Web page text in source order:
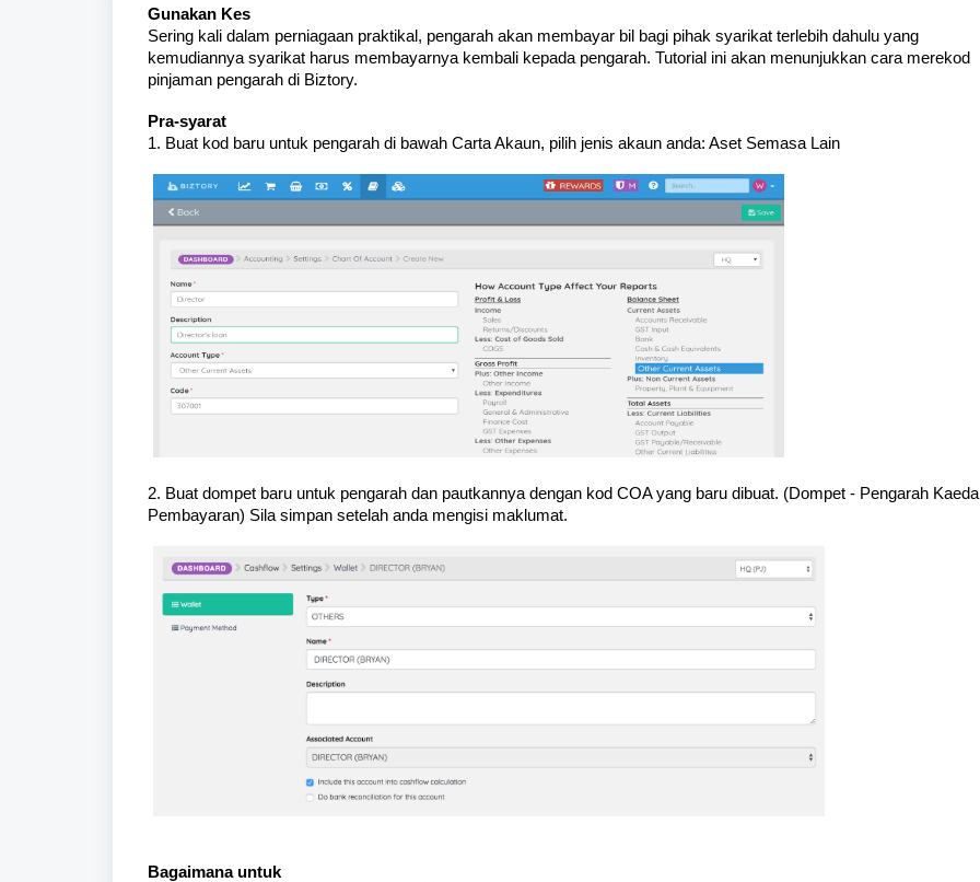
Gunakan Kes
Sering kali dalam perniagaan praktikal, pengarah akan membayar bil bagi pihak syarikat terlebih dahulu yang
kemudiannya syarikat harus membayarnya kembali kepada pengarah. Tutorial ini akan menunjukkan cara merekod
pinjaman pengarah di Biztory.
Pra-syarat
1. Buat kod baru untuk pengarah di bawah Carta Akaun, pilih jenis akaun anda: Aset Semasa Lain
2. Buat dompet baru untuk pengarah dan pautkannya dengan kod COA yang baru dibuat. (Dompet - Pengarah
Pembayaran) Sila simpan setelah anda mengisi maklumat.
Bagaimana untuk